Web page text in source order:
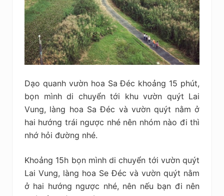
Dạo quanh vườn hoa Sa Đéc khoảng 15 phút,
bọn mình di chuyển tới khu vườn quýt Lai
Vung, làng hoa Sa Đéc và vườn quýt nằm ở
hai hướng trái ngược nhé nên nhóm nào đi thì
nhớ hỏi đường nhé.
Khoảng 15h bọn mình di chuyển tới vườn quýt
Lai Vung, làng hoa Se Đéc và vườn quýt nằm
ở hai hướng ngược nhé, nên nếu bạn đi nên